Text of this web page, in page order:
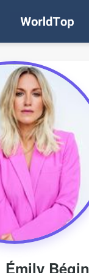
Émily Bégin